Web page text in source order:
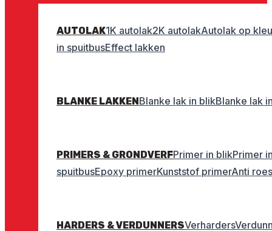
AUTOLAK1K autolak2K autolakAutolak op
in spuitbusEffect lakken
BLANKE LAKKENBlanke lak in blikBlanke lak
PRIMERS & GRONDVERFPrimer in blikPrimer
spuitbusEpoxy primerKunststof primerAnti
HARDERS & VERDUNNERSVerharders